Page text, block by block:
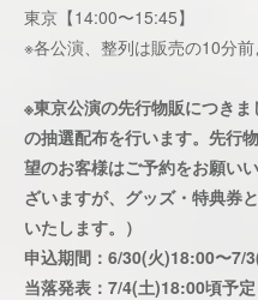
東京【14:00〜15:45】
※各公演、整列は販売の10分前
※東京公演の先行物販につき
の抽選配布を行います。先行
望のお客様はご予約をお願い
ざいますが、グッズ・特典券
いたします。）
申込期間：6/30(火)18:00〜7/
当落発表：7/4(土)18:00頃予定